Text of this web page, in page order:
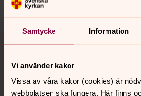
Samtycke Information
Vi använder kakor
Vissa av våra kakor (cookies) är
webbplatsen ska fungera. Här finns
Tillbaka till toppen
Tillbaka till innehållet
Kontakt